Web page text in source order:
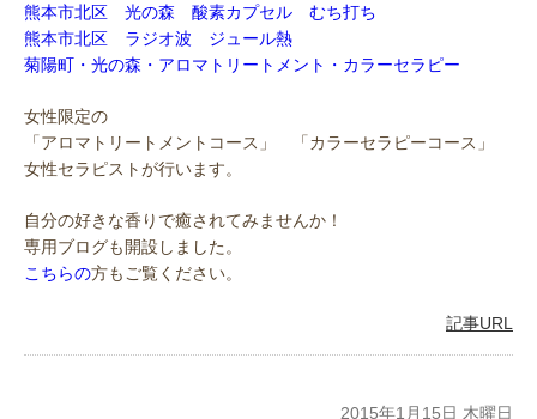
熊本市北区 光の森 酸素カプセル むち打ち
熊本市北区 ラジオ波 ジュール熱
菊陽町・光の森・アロマトリートメント・カラーセラピー
女性限定の
「アロマトリートメントコース」 「カラーセラピーコース」
女性セラピストが行います。
自分の好きな香りで癒されてみませんか！
専用ブログも開設しました。
こちらの方もご覧ください。
記事URL
2015年1月15日 木曜日